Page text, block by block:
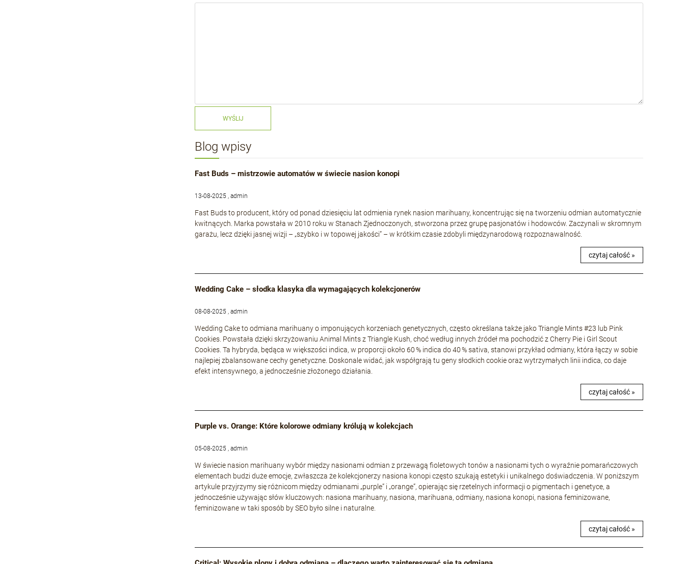
WYŚLIJ
Blog wpisy
Fast Buds – mistrzowie automatów w świecie nasion konopi
13-08-2025 , admin
Fast Buds to producent, który od ponad dziesięciu lat odmienia rynek nasion marihuany, koncentrując się na tworzeniu odmian automatycznie
kwitnących. Marka powstała w 2010 roku w Stanach Zjednoczonych, stworzona przez grupę pasjonatów i hodowców. Zaczynali w skromnym
garażu, lecz dzięki jasnej wizji – „szybko i w topowej jakości” – w krótkim czasie zdobyli międzynarodową rozpoznawalność.
czytaj całość »
Wedding Cake – słodka klasyka dla wymagających kolekcjonerów
08-08-2025 , admin
Wedding Cake to odmiana marihuany o imponujących korzeniach genetycznych, często określana także jako Triangle Mints #23 lub Pink
Cookies. Powstała dzięki skrzyżowaniu Animal Mints z Triangle Kush, choć według innych źródeł ma pochodzić z Cherry Pie i Girl Scout
Cookies. Ta hybryda, będąca w większości indica, w proporcji około 60 % indica do 40 % sativa, stanowi przykład odmiany, która łączy w sobie
najlepiej zbalansowane cechy genetyczne. Doskonale widać, jak współgrają tu geny słodkich cookie oraz wytrzymałych linii indica, co daje
efekt intensywnego, a jednocześnie złożonego działania.
czytaj całość »
Purple vs. Orange: Które kolorowe odmiany królują w kolekcjach
05-08-2025 , admin
W świecie nasion marihuany wybór między nasionami odmian z przewagą fioletowych tonów a nasionami tych o wyraźnie pomarańczowych
elementach budzi duże emocje, zwłaszcza że kolekcjonerzy nasiona konopi często szukają estetyki i unikalnego doświadczenia. W poniższym
artykule przyjrzymy się różnicom między odmianami „purple” i „orange”, opierając się rzetelnych informacji o pigmentach i genetyce, a
jednocześnie używając słów kluczowych: nasiona marihuany, nasiona, marihuana, odmiany, nasiona konopi, nasiona feminizowane,
feminizowane w taki sposób by SEO było silne i naturalne.
czytaj całość »